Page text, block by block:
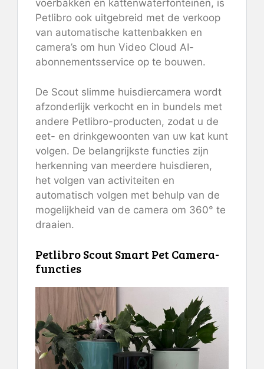
voerbakken en kattenwaterfonteinen, is
Petlibro ook uitgebreid met de verkoop
van automatische kattenbakken en
camera’s om hun Video Cloud AI-
abonnementsservice op te bouwen.
De Scout slimme huisdiercamera wordt
afzonderlijk verkocht en in bundels met
andere Petlibro-producten, zodat u de
eet- en drinkgewoonten van uw kat kunt
volgen. De belangrijkste functies zijn
herkenning van meerdere huisdieren,
het volgen van activiteiten en
automatisch volgen met behulp van de
mogelijkheid van de camera om 360° te
draaien.
Petlibro Scout Smart Pet Camera-
functies